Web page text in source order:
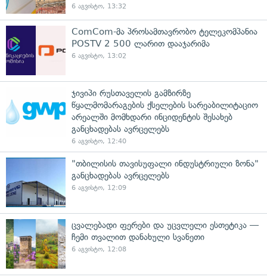
6 აგვისტო, 13:32
ComCom-მა პროსამთავრობო ტელეკომპანია
POSTV 2 500 ლარით დააჯარიმა
6 აგვისტო, 13:02
ჯივიპი რუსთაველის გამზირზე
წყალმომარაგების ქსელების სარეაბილიტაციო
არეალში მომხდარი ინციდენტის შესახებ
განცხადებას ავრცელებს
6 აგვისტო, 12:40
"თბილისის თავისუფალი ინდუსტრიული ზონა"
განცხადებას ავრცელებს
6 აგვისტო, 12:09
ცვალებადი ფერები და უცვლელი ესთეტიკა —
ჩემი თვალით დანახული სვანეთი
6 აგვისტო, 12:08